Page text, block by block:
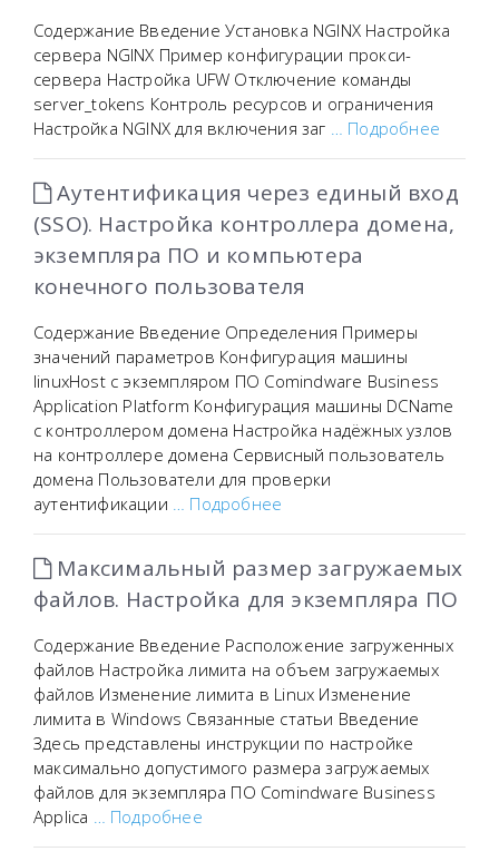
Содержание Введение Установка NGINX Настройка
сервера NGINX Пример конфигурации прокси-
сервера Настройка UFW Отключение команды
server_tokens Контроль ресурсов и ограничения
Настройка NGINX для включения заг … Подробнее
Аутентификация через единый вход
(SSO). Настройка контроллера домена,
экземпляра ПО и компьютера
конечного пользователя
Содержание Введение Определения Примеры
значений параметров Конфигурация машины
linuxHost с экземпляром ПО Comindware Business
Application Platform Конфигурация машины DCName
с контроллером домена Настройка надёжных узлов
на контроллере домена Сервисный пользователь
домена Пользователи для проверки
аутентификации … Подробнее
Максимальный размер загружаемых
файлов. Настройка для экземпляра ПО
Содержание Введение Расположение загруженных
файлов Настройка лимита на объем загружаемых
файлов Изменение лимита в Linux Изменение
лимита в Windows Связанные статьи Введение
Здесь представлены инструкции по настройке
максимально допустимого размера загружаемых
файлов для экземпляра ПО Comindware Business
Applica … Подробнее